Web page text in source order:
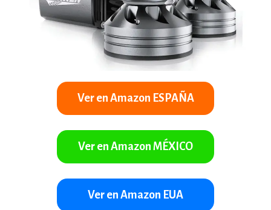
Ver en Amazon ESPAÑA
Ver en Amazon MÉXICO
Ver en Amazon EUA